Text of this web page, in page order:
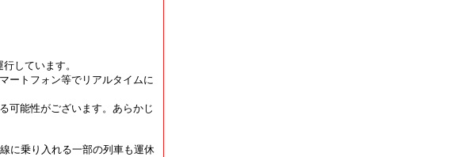
しています。
ートフォン等でリアルタイムに
可能性がございます。あらかじ
に乗り入れる一部の列車も運休